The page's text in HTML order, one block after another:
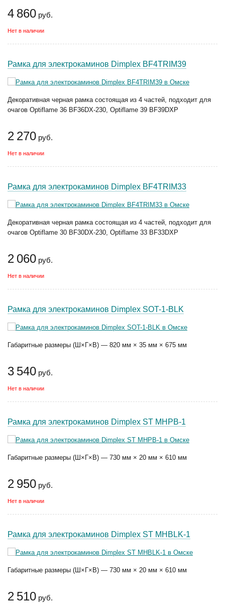
4 860 руб.
Нет в наличии
Рамка для электрокаминов Dimplex BF4TRIM39
Декоративная черная рамка состоящая из 4 частей, подходит для
очагов Optiflame 36 BF36DX-230, Optiflame 39 BF39DXP
2 270 руб.
Нет в наличии
Рамка для электрокаминов Dimplex BF4TRIM33
Декоративная черная рамка состоящая из 4 частей, подходит для
очагов Optiflame 30 BF30DX-230, Optiflame 33 BF33DXP
2 060 руб.
Нет в наличии
Рамка для электрокаминов Dimplex SOT-1-BLK
Габаритные размеры (Ш×Г×В) — 820 мм × 35 мм × 675 мм
3 540 руб.
Нет в наличии
Рамка для электрокаминов Dimplex ST MHPB-1
Габаритные размеры (Ш×Г×В) — 730 мм × 20 мм × 610 мм
2 950 руб.
Нет в наличии
Рамка для электрокаминов Dimplex ST MHBLK-1
Габаритные размеры (Ш×Г×В) — 730 мм × 20 мм × 610 мм
2 510 руб.